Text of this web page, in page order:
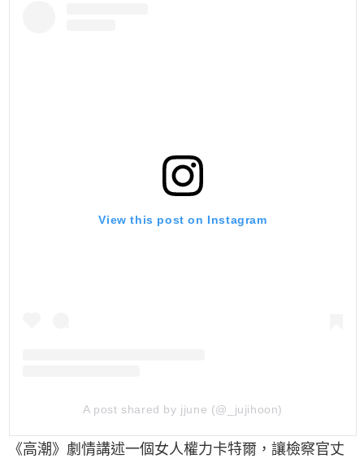
View this post on Instagram
A post shared by jjune (@_jujihoon)
《高潮》劇情講述一個女人權力卡特爾，讓檢察官丈